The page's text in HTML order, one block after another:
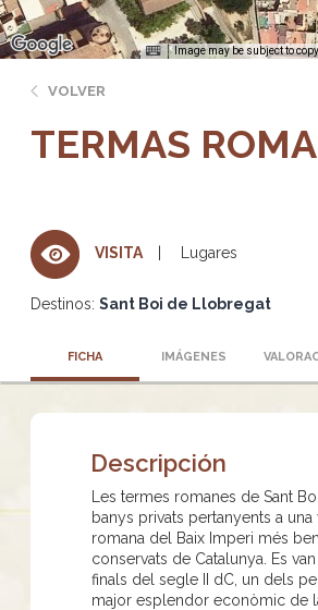
Image may be subject to
VOLVER
TERMAS
VISITA Lugares
Destinos: Sant Boi de Llobregat
FICHA IMÁGENES
Descripción
Les termes romanes de Sant
banys privats pertanyents a una
romana del Baix Imperi més ben
conservats de Catalunya. Es
finals del segle II dC, un dels
major esplendor econòmic de